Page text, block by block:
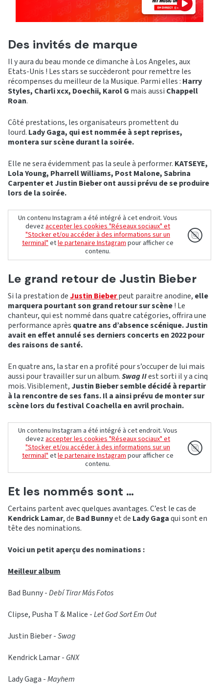
Des invités de marque
Il y aura du beau monde ce dimanche à Los Angeles, aux
Etats-Unis ! Les stars se succèderont pour remettre les
récompenses du meilleur de la Musique. Parmi elles : Harry
Styles, Charli xcx, Doechii, Karol G mais aussi Chappell
Roan.
Côté prestations, les organisateurs promettent du
lourd. Lady Gaga, qui est nommée à sept reprises,
montera sur scène durant la soirée.
Elle ne sera évidemment pas la seule à performer. KATSEYE,
Lola Young, Pharrell Williams, Post Malone, Sabrina
Carpenter et Justin Bieber ont aussi prévu de se produire
lors de la soirée.
Un contenu Instagram a été intégré à cet endroit. Vous
devezaccepter les cookies "Réseaux sociaux" et
"Stocker et/ou accéder à des informations sur un
terminal"etle partenaire Instagrampour afficher ce
contenu.
Le grand retour de Justin Bieber
Si la prestation de Justin Bieberpeut paraitre anodine, elle
marquera pourtant son grand retour sur scène! Le
chanteur, qui est nommé dans quatre catégories, offrira une
performance après quatre ans d’absence scénique. Justin
avait en effet annulé ses derniers concerts en 2022 pour
des raisons de santé.
En quatre ans, la star en a profité pour s’occuper de lui mais
aussi pour travailler sur un album.Swag IIest sorti il y a cinq
mois. Visiblement, Justin Bieber semble décidé à repartir
à la rencontre de ses fans. Il a ainsi prévu de monter sur
scène lors du festival Coachella en avril prochain.
Un contenu Instagram a été intégré à cet endroit. Vous
devezaccepter les cookies "Réseaux sociaux" et
"Stocker et/ou accéder à des informations sur un
terminal"etle partenaire Instagrampour afficher ce
contenu.
Et les nommés sont …
Certains partent avec quelques avantages. C’est le cas de
Kendrick Lamar, de Bad Bunnyet de Lady Gagaqui sont en
tête des nominations.
Voici un petit aperçu des nominations :
Meilleur album
Bad Bunny -Debí Tirar MásFotos
Clipse, Pusha T & Malice -Let God Sort Em Out
Justin Bieber -Swag
Kendrick Lamar - GNX
Lady Gaga -Mayhem